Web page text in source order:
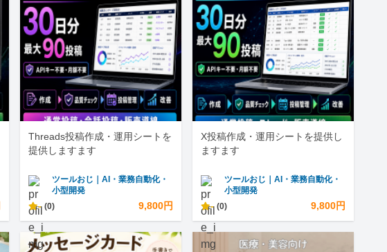
Threads投稿作成・運用シートを
提供しますます
ツールおじ｜AI・業務自動化・
小型開発
- (0) 9,800円
X投稿作成・運用シートを提供し
ますます
ツールおじ｜AI・業務自動化・
小型開発
- (0) 9,800円